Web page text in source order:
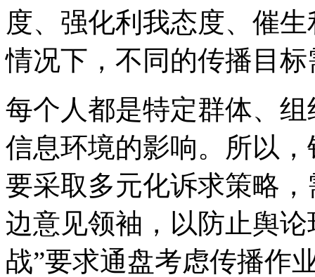
度、强化利我态度、催
情况下，不同的传播目
每个人都是特定群体、
信息环境的影响。所以
要采取多元化诉求策略
边意见领袖，以防止舆
战”要求通盘考虑传播作